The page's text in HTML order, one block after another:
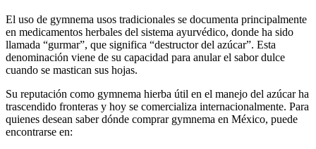
El uso de gymnema usos tradicionales se documenta principalmente
en medicamentos herbales del sistema ayurvédico, donde ha sido
llamada “gurmar”, que significa “destructor del azúcar”. Esta
denominación viene de su capacidad para anular el sabor dulce
cuando se mastican sus hojas.
Su reputación como gymnema hierba útil en el manejo del azúcar ha
trascendido fronteras y hoy se comercializa internacionalmente. Para
quienes desean saberdónde comprar gymnema en México, puede
encontrarse en: